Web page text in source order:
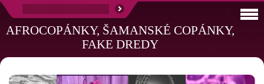
AFROCOPÁNKY, ŠAMANSKÉ COPÁNKY,
FAKE DREDY